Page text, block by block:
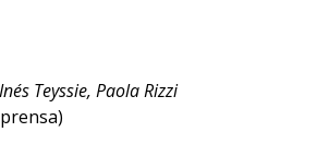
Teyssie, Paola Rizzi